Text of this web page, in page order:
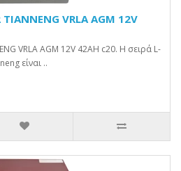
VRLA AGM 12V
VRLA AGM 12V 42AH c20. Η σειρά L-
είναι ..